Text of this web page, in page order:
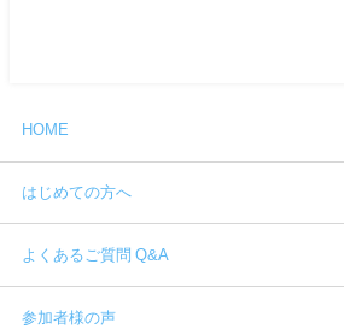
HOME
はじめての方へ
よくあるご質問 Q&A
参加者様の声